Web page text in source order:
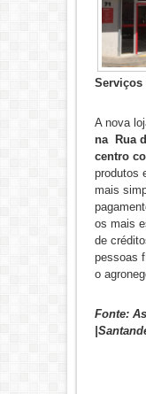
Serviços
A nova
na Rua
centro
produtos
mais
os mais
de
pessoas
o
Fonte: